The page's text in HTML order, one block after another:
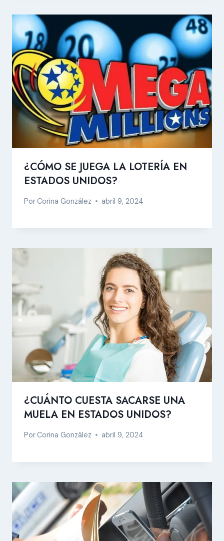
¿CÓMO SE JUEGA LA LOTERÍA EN
ESTADOS UNIDOS?
PorCorina González abril 9, 2024
¿CUÁNTO CUESTA SACARSE UNA
MUELA EN ESTADOS UNIDOS?
PorCorina González abril 9, 2024